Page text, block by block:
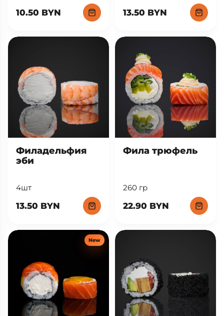
10.50 BYN 13.50 BYN
Филадельфия
эби
4шт
13.50 BYN
Фила трюфель
260 гр
22.90 BYN
New